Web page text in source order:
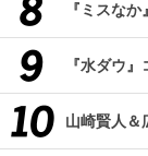
『ミスな
『水ダウ
山崎賢人＆